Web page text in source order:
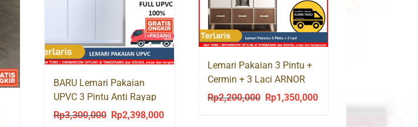
BARU Lemari Pakaian
UPVC 3 Pintu Anti Rayap
Jamur Air Karat LP125
Rp3,300,000
Original
Rp2,398,000Current
Lemari Pakaian 3 Pintu +
Cermin + 3 Laci ARNOR
WD3
Rp2,200,000
Original
Rp1,350,000Current